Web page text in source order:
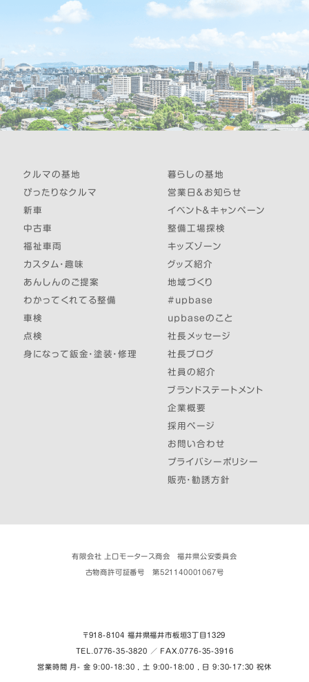
クルマの基地
ぴったりなクルマ
新車
中古車
福祉車両
カスタム・趣味
あんしんのご提案
わかってくれてる整備
車検
点検
身になって鈑金・塗装・修理
暮らしの基地
営業日＆お知らせ
イベント＆キャンペーン
整備工場探検
キッズゾーン
グッズ紹介
地域づくり
#upbase
upbaseのこと
社長メッセージ
社長ブログ
社員の紹介
ブランドステートメント
企業概要
採用ページ
お問い合わせ
プライバシーポリシー
販売・勧誘方針
有限会社 上口モータース商会 福井県公安委員会
古物商許可証番号 第521140001067号
〒918-8104 福井県福井市板垣３丁目1329
TEL.0776-35-3820 ／ FAX.0776-35-3916
営業時間 月- 金 9:00-18:30 , 土 9:00-18:00 , 日 9:30-17:30 祝休